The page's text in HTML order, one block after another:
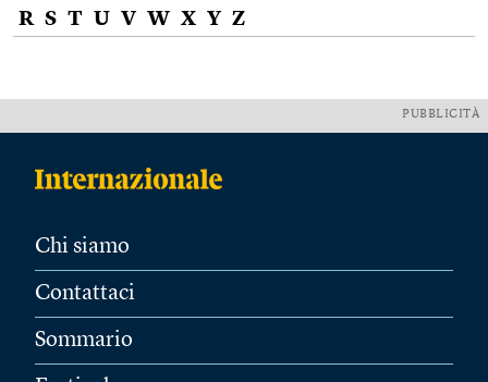
R S T U V W X Y Z
PUBBLICITÀ
Chi siamo
Contattaci
Sommario